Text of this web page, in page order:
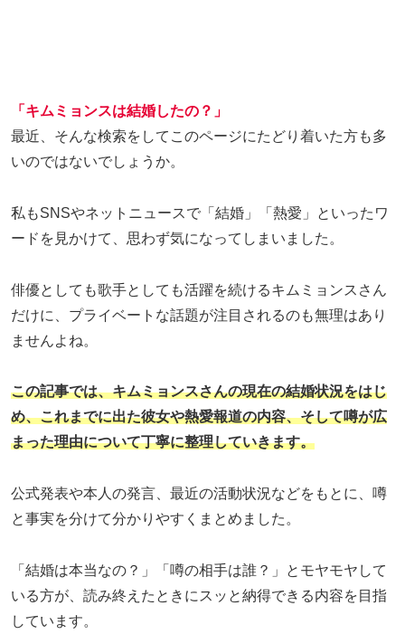
「キムミョンスは結婚したの？」
最近、そんな検索をしてこのページにたどり着いた方も多
いのではないでしょうか。
私もSNSやネットニュースで「結婚」「熱愛」といったワ
ードを見かけて、思わず気になってしまいました。
俳優としても歌手としても活躍を続けるキムミョンスさん
だけに、プライベートな話題が注目されるのも無理はあり
ませんよね。
この記事では、キムミョンスさんの現在の結婚状況をはじ
め、これまでに出た彼女や熱愛報道の内容、そして噂が広
まった理由について丁寧に整理していきます。
公式発表や本人の発言、最近の活動状況などをもとに、噂
と事実を分けて分かりやすくまとめました。
「結婚は本当なの？」「噂の相手は誰？」とモヤモヤして
いる方が、読み終えたときにスッと納得できる内容を目指
しています。